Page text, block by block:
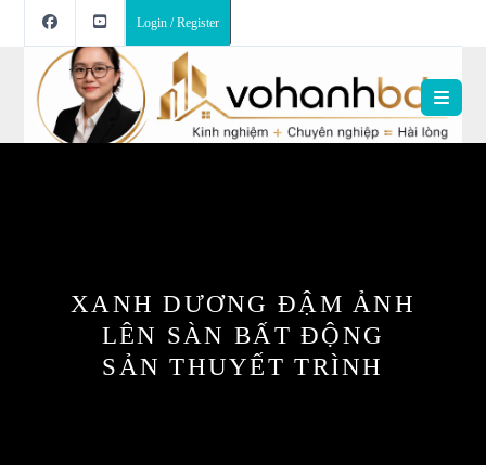
Login / Register
XANH DƯƠNG ĐẬM ẢNH
LÊN SÀN BẤT ĐỘNG
SẢN THUYẾT TRÌNH